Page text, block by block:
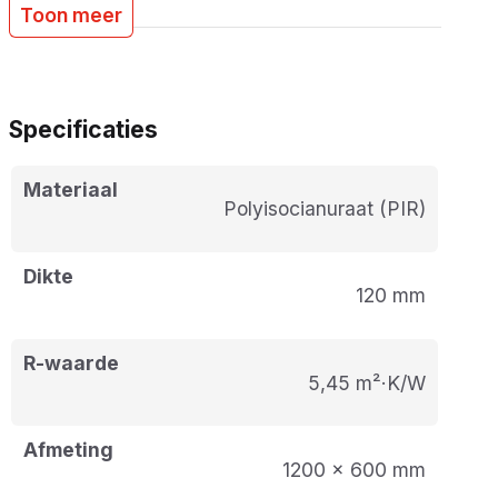
Toon meer
Specificaties
Materiaal
Polyisocianuraat (PIR)
Dikte
120 mm
R-waarde
5,45 m²·K/W
Afmeting
1200 x 600 mm